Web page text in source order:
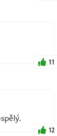
11
12